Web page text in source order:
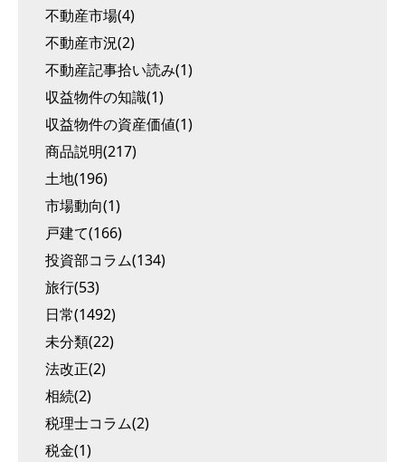
不動産市場(4)
不動産市況(2)
不動産記事拾い読み(1)
収益物件の知識(1)
収益物件の資産価値(1)
商品説明(217)
土地(196)
市場動向(1)
戸建て(166)
投資部コラム(134)
旅行(53)
日常(1492)
未分類(22)
法改正(2)
相続(2)
税理士コラム(2)
税金(1)